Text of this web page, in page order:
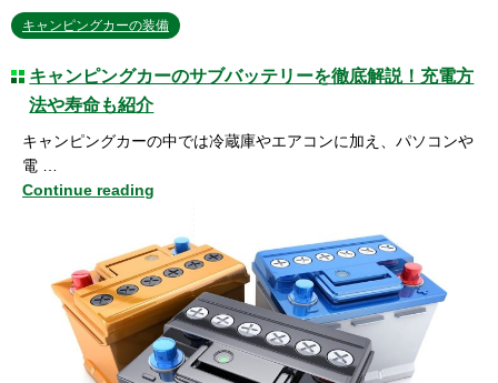
キャンピングカーの装備
キャンピングカーのサブバッテリーを徹底解説！充電方
法や寿命も紹介
キャンピングカーの中では冷蔵庫やエアコンに加え、パソコンや
電 …
Continue reading